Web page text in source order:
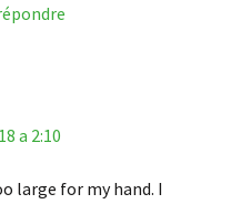
a 2:10
large for my hand. I